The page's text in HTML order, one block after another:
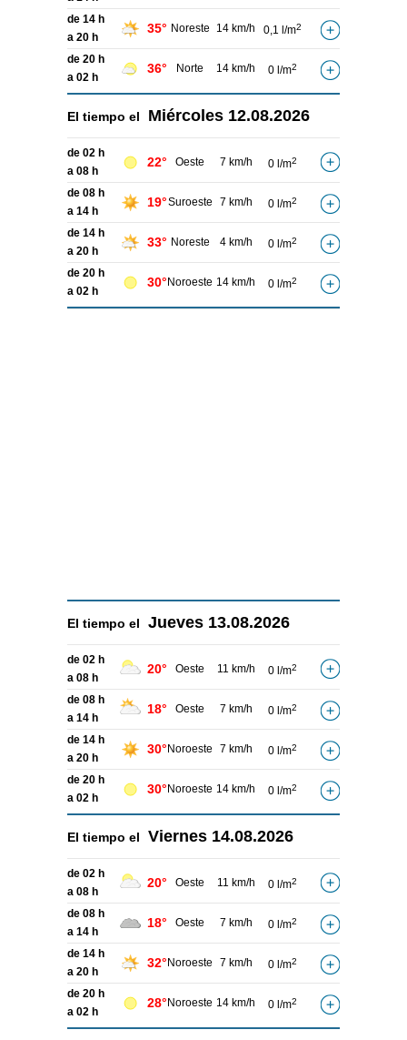
de 14 h
a 20 h
35° Noreste 14 km/h 0,1 l/m2
de 20 h
a 02 h
36° Norte 14 km/h 0 l/m2
El tiempo el Miércoles 12.08.2026
de 02 h
a 08 h
22° Oeste 7 km/h 0 l/m2
de 08 h
a 14 h
19°Suroeste 7 km/h 0 l/m2
de 14 h
a 20 h
33° Noreste 4 km/h 0 l/m2
de 20 h
a 02 h
30° Noroeste 14 km/h 0 l/m2
El tiempo el Jueves 13.08.2026
de 02 h
a 08 h
20° Oeste 11 km/h 0 l/m2
de 08 h
a 14 h
18° Oeste 7 km/h 0 l/m2
de 14 h
a 20 h
30° Noroeste 7 km/h 0 l/m2
de 20 h
a 02 h
30° Noroeste 14 km/h 0 l/m2
El tiempo el Viernes 14.08.2026
de 02 h
a 08 h
20° Oeste 11 km/h 0 l/m2
de 08 h
a 14 h
18° Oeste 7 km/h 0 l/m2
de 14 h
a 20 h
32° Noroeste 7 km/h 0 l/m2
de 20 h
a 02 h
28° Noroeste 14 km/h 0 l/m2